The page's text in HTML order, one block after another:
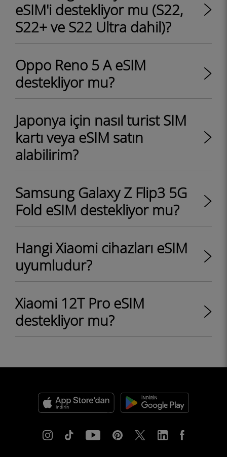
eSIM'i destekliyor mu (S22,
S22+ ve S22 Ultra dahil)?
Oppo Reno 5 A eSIM
destekliyor mu?
Japonya için nasıl turist SIM
kartı veya eSIM satın
alabilirim?
Samsung Galaxy Z Flip3 5G
Fold eSIM destekliyor mu?
Hangi Xiaomi cihazları eSIM
uyumludur?
Xiaomi 12T Pro eSIM
destekliyor mu?